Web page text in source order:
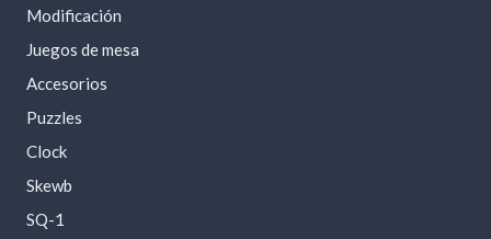
Modificación
Juegos de mesa
Accesorios
Puzzles
Clock
Skewb
SQ-1